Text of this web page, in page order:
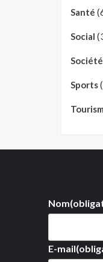
Santé
Social
Société
Sports
Nom
E-mail